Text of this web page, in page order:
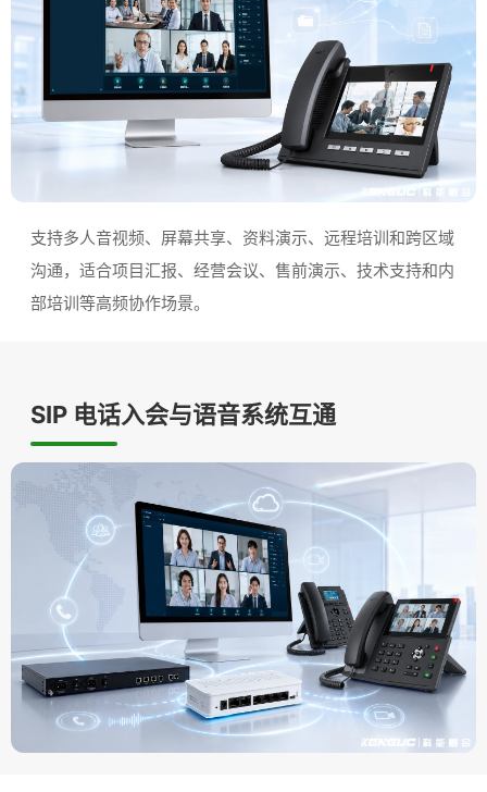
支持多人音视频、屏幕共享、资料演示、远程培训和跨区域
沟通，适合项目汇报、经营会议、售前演示、技术支持和内
部培训等高频协作场景。
SIP 电话入会与语音系统互通